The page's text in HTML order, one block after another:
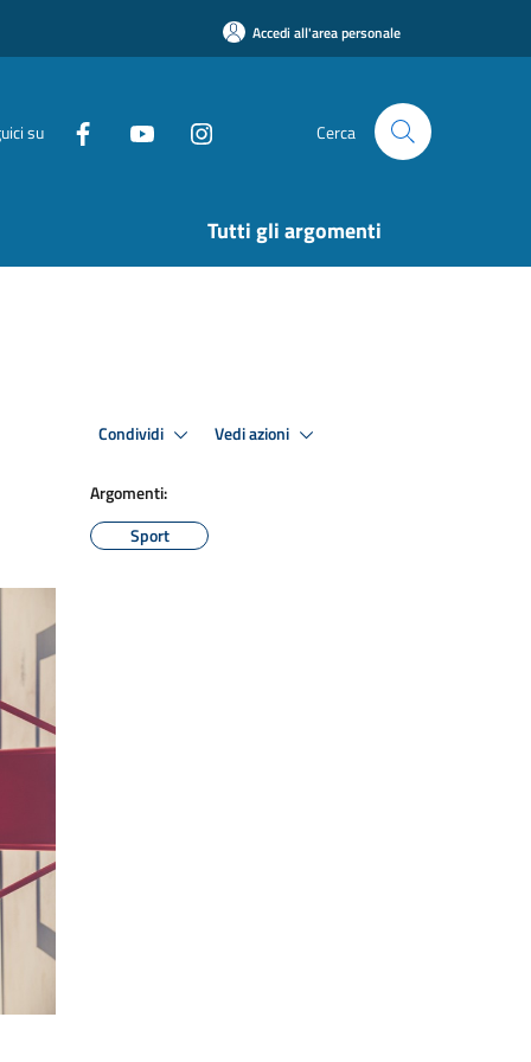
Accedi all'area personale
su Cerca
Tutti gli argomenti
Condividi Vedi azioni
Argomenti:
Sport